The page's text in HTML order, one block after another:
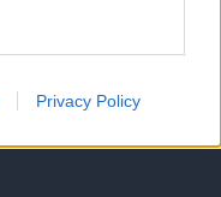
Privacy Policy